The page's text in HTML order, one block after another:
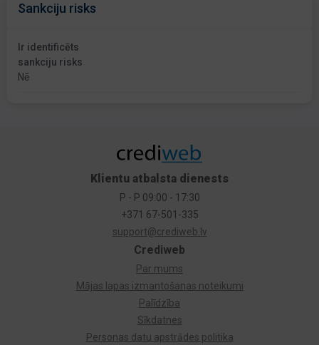
Sankciju risks
Ir identificēts
sankciju risks
Nē
Crediweb
Par mums
Mājas lapas izmantošanas noteikumi
Palīdzība
Sīkdatnes
Personas datu apstrādes politika
Klientu atbalsta dienests
P - P 09:00 - 17:30
+371 67-501-335
support@crediweb.lv